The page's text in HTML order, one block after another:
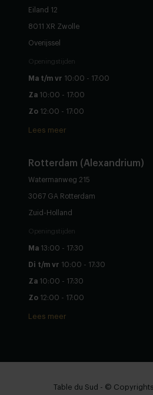
Eiland 12
8011 XR Zwolle
Overijssel
Openingstijden
Ma t/m vr 10:00 - 17:00
Za 10:00 - 17:00
Zo 12:00 - 17:00
Lees meer
Rotterdam (Alexandrium)
Watermanweg 215
3067 GA Rotterdam
Zuid-Holland
Openingstijden
Ma 13:00 - 17:30
Di t/m vr 10:00 - 17:30
Za 10:00 - 17:30
Zo 12:00 - 17:00
Lees meer
Table du Sud - ©